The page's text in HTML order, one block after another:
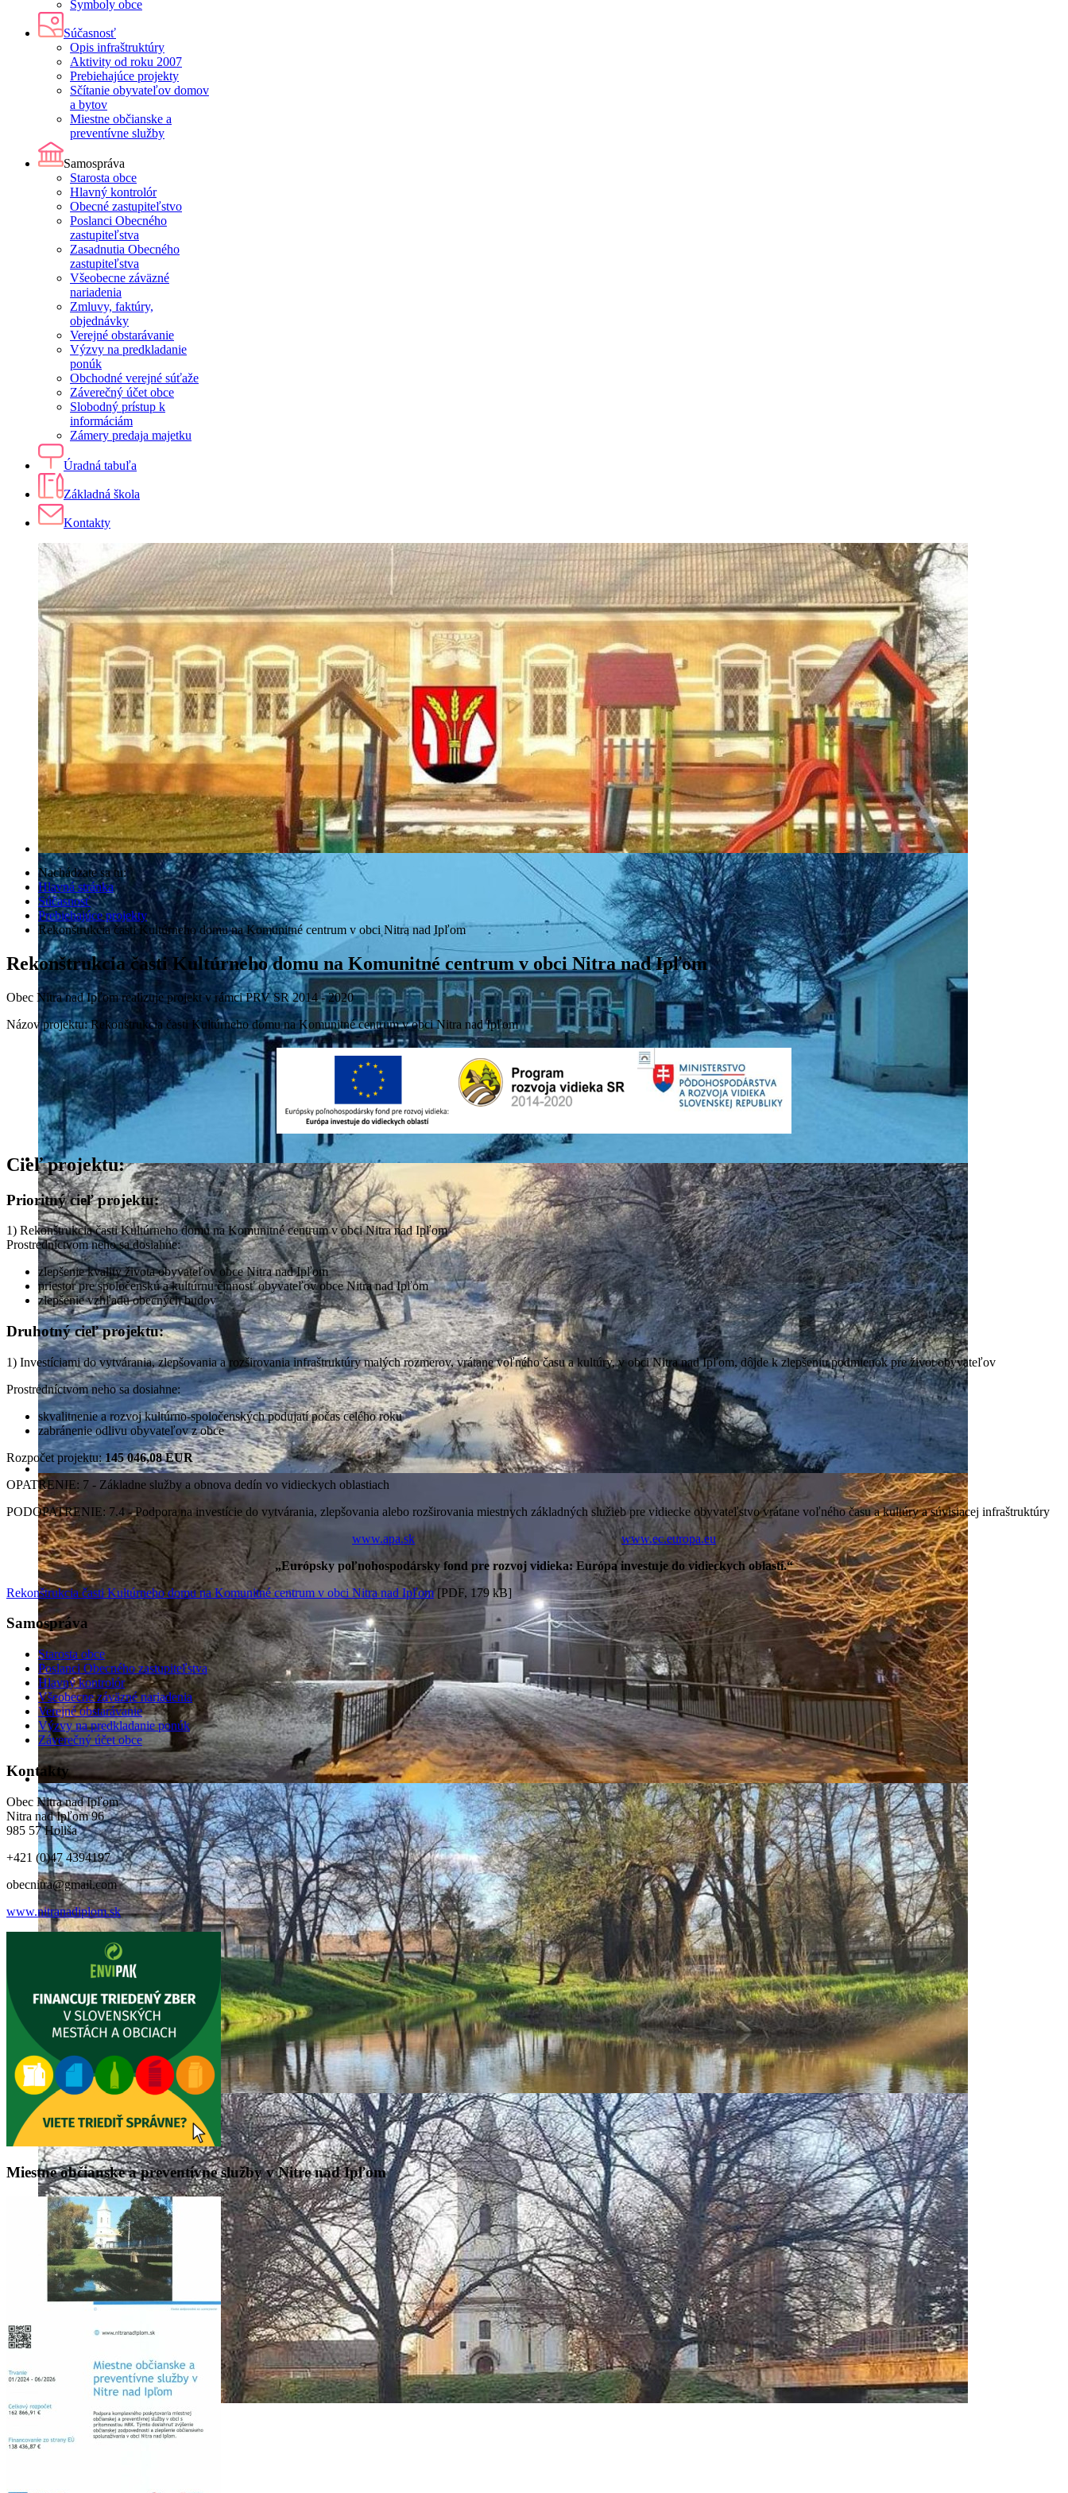
Symboly obce
Súčasnosť
Opis infraštruktúry
Aktivity od roku 2007
Prebiehajúce projekty
Sčítanie obyvateľov domov
a bytov
Miestne občianske a
preventívne služby
Samospráva
Starosta obce
Hlavný kontrolór
Obecné zastupiteľstvo
Poslanci Obecného
zastupiteľstva
Zasadnutia Obecného
zastupiteľstva
Všeobecne záväzné
nariadenia
Zmluvy, faktúry,
objednávky
Verejné obstarávanie
Výzvy na predkladanie
ponúk
Obchodné verejné súťaže
Záverečný účet obce
Slobodný prístup k
informáciám
Zámery predaja majetku
Úradná tabuľa
Základná škola
Kontakty
Nachádzate sa tu:
Hlavná stránka
Súčasnosť
Prebiehajúce projekty
Rekonštrukcia časti Kultúrneho domu na Komunitné centrum v obci Nitra nad Ipľom
Rekonštrukcia časti Kultúrneho domu na Komunitné centrum v obci Nitra nad Ipľom
Obec Nitra nad Ipľom realizuje projekt v rámci PRV SR 2014 - 2020
Názov projektu: Rekonštrukcia časti Kultúrneho domu na Komunitné centrum v obci Nitra nad Ipľom
Cieľ projektu:
Prioritný cieľ projektu:
1) Rekonštrukcia časti Kultúrneho domu na Komunitné centrum v obci Nitra nad Ipľom
Prostredníctvom neho sa dosiahne:
zlepšenie kvality života obyvateľov obce Nitra nad Ipľom
priestor pre spoločenskú a kultúrnu činnosť obyvateľov obce Nitra nad Ipľom
zlepšenie vzhľadu obecných budov
Druhotný cieľ projektu:
1) Investíciami do vytvárania, zlepšovania a rozširovania infraštruktúry malých rozmerov, vrátane voľného času a kultúry, v obci Nitra nad Ipľom, dôjde k zlepšeniu podmienok pre život obyvateľov
Prostredníctvom neho sa dosiahne:
skvalitnenie a rozvoj kultúrno-spoločenských podujatí počas celého roku
zabránenie odlivu obyvateľov z obce
Rozpočet projektu:145 046,08 EUR
OPATRENIE: 7 - Základne služby a obnova dedín vo vidieckych oblastiach
PODOPATRENIE: 7.4 - Podpora na investície do vytvárania, zlepšovania alebo rozširovania miestnych základných služieb pre vidiecke obyvateľstvo vrátane voľného času a kultúry a súvisiacej infraštruktúry
www.apa.sk
www.ec.europa.eu
„Európsky poľnohospodársky fond pre rozvoj vidieka: Európa investuje do vidieckych oblastí.“
Rekonštrukcia časti Kultúrneho domu na Komunitné centrum v obci Nitra nad Ipľom[PDF, 179 kB]
Samospráva
Starosta obce
Poslanci Obecného zastupiteľstva
Hlavný kontrolór
Všeobecne záväzné nariadenia
Verejné obstarávanie
Výzvy na predkladanie ponúk
Záverečný účet obce
Kontakty
Obec Nitra nad Ipľom
Nitra nad Ipľom 96
985 57 Holiša
+421 (0)47 4394197
obecnitra@gmail.com
www.nitranadiplom.sk
Miestneobčianske a preventívne služby v Nitre nad Ipľom